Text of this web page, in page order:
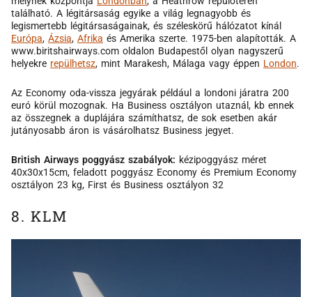
található. A légitársaság egyike a világ legnagyobb és
legismertebb légitársaságainak, és széleskörű hálózatot kínál
Európa, Ázsia, Afrika és Amerika szerte. 1975-ben alapították. A
www.biritshairways.com oldalon Budapestől olyan nagyszerű
helyekre repülhetsz, mint Marakesh, Málaga vagy éppen London.
Az Economy oda-vissza jegyárak például a londoni járatra 200
euró körül mozognak. Ha Business osztályon utaznál, kb ennek
az összegnek a duplájára számíthatsz, de sok esetben akár
jutányosabb áron is vásárolhatsz Business jegyet.
British Airways poggyász szabályok: kézipoggyász méret
40x30x15cm, feladott poggyász Economy és Premium Economy
osztályon 23 kg, First és Business osztályon 32
8. KLM